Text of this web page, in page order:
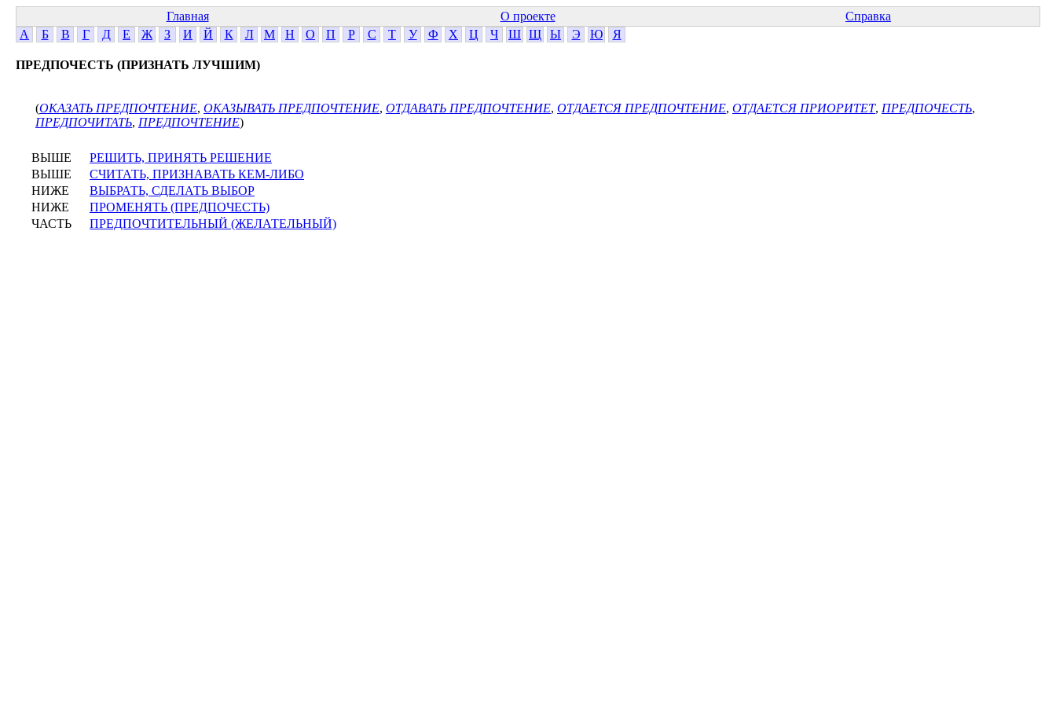
Главная О проекте
Справка
А
Б В Г Д Е Ж З И Й К Л М Н О П Р С Т У Ф Х Ц Ч Ш Щ Ы Э Ю Я
ПРЕДПОЧЕСТЬ (ПРИЗНАТЬ ЛУЧШИМ)
(ОКАЗАТЬ ПРЕДПОЧТЕНИЕ, ОКАЗЫВАТЬ ПРЕДПОЧТЕНИЕ, ОТДАВАТЬ ПРЕДПОЧТЕНИЕ, ОТДАЕТСЯ ПРЕДПОЧТЕНИЕ, ОТДАЕТСЯ ПРИОРИТЕТ, ПРЕДПОЧЕСТЬ,
ПРЕДПОЧИТАТЬ, ПРЕДПОЧТЕНИЕ)
ВЫШЕ
РЕШИТЬ, ПРИНЯТЬ РЕШЕНИЕ
ВЫШЕ
СЧИТАТЬ, ПРИЗНАВАТЬ КЕМ-ЛИБО
НИЖЕ
ВЫБРАТЬ, СДЕЛАТЬ ВЫБОР
НИЖЕ
ПРОМЕНЯТЬ (ПРЕДПОЧЕСТЬ)
ЧАСТЬ
ПРЕДПОЧТИТЕЛЬНЫЙ (ЖЕЛАТЕЛЬНЫЙ)